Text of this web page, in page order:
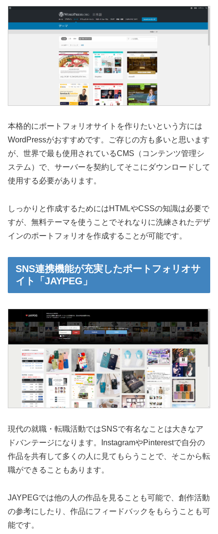
本格的にポートフォリオサイトを作りたいという方には
WordPressがおすすめです。ご存じの方も多いと思います
が、世界で最も使用されているCMS（コンテンツ管理シ
ステム）で、サーバーを契約してそこにダウンロードして
使用する必要があります。
しっかりと作成するためにはHTMLやCSSの知識は必要で
すが、無料テーマを使うことでそれなりに洗練されたデザ
インのポートフォリオを作成することが可能です。
SNS連携機能が充実したポートフォリオサ
イト「JAYPEG」
現代の就職・転職活動ではSNSで有名なことは大きなア
ドバンテージになります。InstagramやPinterestで自分の
作品を共有して多くの人に見てもらうことで、そこから転
職ができることもあります。
JAYPEGでは他の人の作品を見ることも可能で、創作活動
の参考にしたり、作品にフィードバックをもらうことも可
能です。